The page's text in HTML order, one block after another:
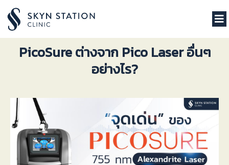
PicoSure ต่างจาก Pico Laser อื่นๆ
อย่างไร?